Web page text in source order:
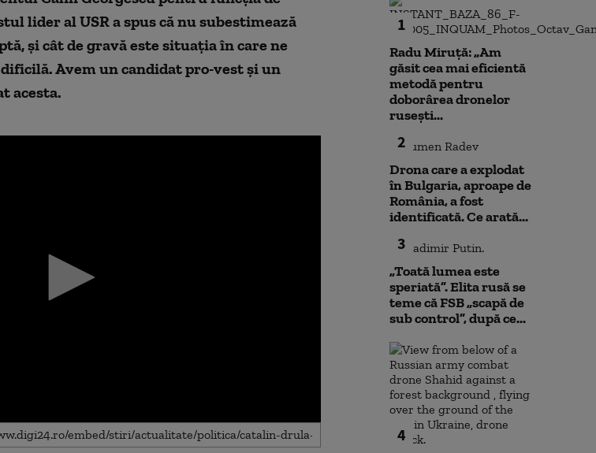
lider al USR a spus că nu subestimează
și cât de gravă este situația în care ne
Avem un candidat pro-vest și un
acesta.
1
Radu Miruță: „Am
găsit cea mai eficientă
metodă pentru
doborârea dronelor
rusești...
2
Drona care a explodat
în Bulgaria, aproape de
România, a fost
identificată. Ce arată...
3
„Toată lumea este
speriată”. Elita rusă se
teme că FSB „scapă de
sub control”, după ce...
4